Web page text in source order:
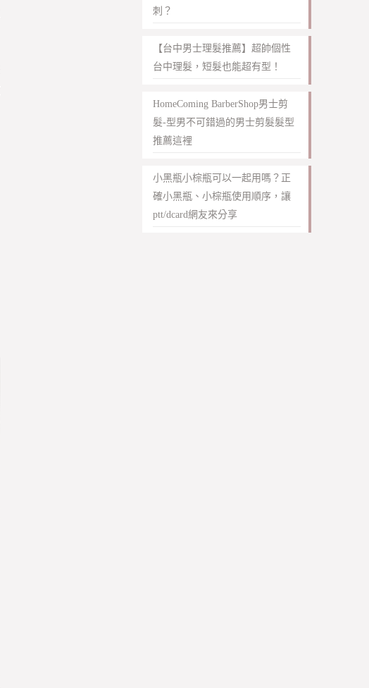
刺？
【台中男士理髮推薦】超帥個性
台中理髮，短髮也能超有型！
HomeComing BarberShop男士剪
髮-型男不可錯過的男士剪髮髮型
推薦這裡
小黑瓶小棕瓶可以一起用嗎？正
確小黑瓶、小棕瓶使用順序，讓
ptt/dcard網友來分享